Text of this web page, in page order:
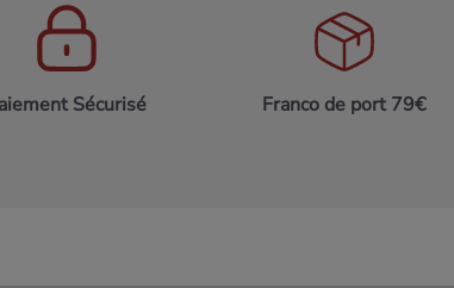
Sécurisé Franco de port 79€